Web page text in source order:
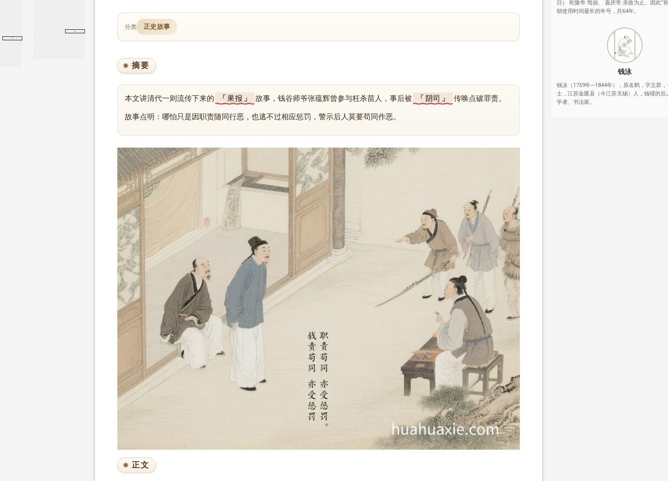
三折
·
祛惑
·
分类 正史故事
摘要
本文讲清代一则流传下来的 果报 故事，钱谷师爷张蕴辉曾参与枉杀苗人，事后被 阴司 传唤点破罪责。
故事点明：哪怕只是因职责随同行恶，也逃不过相应惩罚，警示后人莫要苟同作恶。
正文
日） 乾隆帝 驾崩、 嘉庆帝 亲政为止。因此“
朝使用时间最长的年号，共64年。
钱泳
钱泳（1759年—1844年），原名鹤，字立群
士，江苏金匮县（今江苏无锡）人，钱镠的后
学者、书法家。